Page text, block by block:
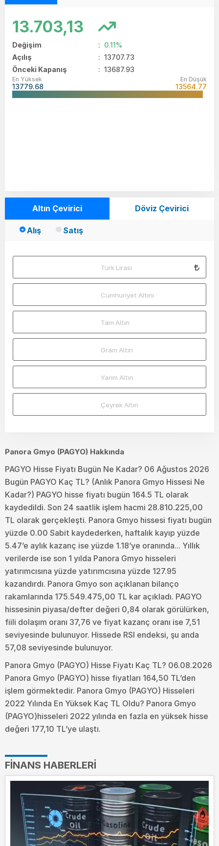
13.703,13
Değişim : 0.11%
Açılış
: 13707.73
Önceki Kapanış
: 13687.93
En Yüksek
13779.68
En Düşük
13564.77
Altın Çevirici Döviz Çevirici
Alış Satış
Türk Lirası
Cumhuriyet Altını
Tam Altın
Gram Altın
Yarım Altın
Çeyrek Altın
Panora Gmyo (PAGYO) Hakkında
PAGYO Hisse Fiyatı Bugün Ne Kadar? 06 Ağustos 2026
Bugün PAGYO Kaç TL? (Anlık Panora Gmyo Hissesi Ne
Kadar?) PAGYO hisse fiyatı bugün 164.5 TL olarak
kaydedildi. Son 24 saatlik işlem hacmi 28.810.225,00
TL olarak gerçekleşti. Panora Gmyo hissesi fiyatı bugün
yüzde 0.00 Sabit kaydederken, haftalık kayıp yüzde
5.47’e aylık kazanç ise yüzde 1.18’ye oranında... Yıllık
verilerde ise son 1 yılda Panora Gmyo hisseleri
yatırımcısına yüzde yatırımcısına yüzde 127.95
kazandırdı. Panora Gmyo son açıklanan bilanço
rakamlarında 175.549.475,00 TL kar açıkladı. PAGYO
hissesinin piyasa/defter değeri 0,84 olarak görülürken,
fiili dolaşım oranı 37,76 ve fiyat kazanç oranı ise 7,51
seviyesinde bulunuyor. Hissede RSI endeksi, şu anda
57,08 seviyesinde bulunuyor.
Panora Gmyo (PAGYO) Hisse Fiyatı Kaç TL? 06.08.2026
Panora Gmyo (PAGYO) hisse fiyatları 164,50 TL’den
işlem görmektedir. Panora Gmyo (PAGYO) Hisseleri
2022 Yılında En Yüksek Kaç TL Oldu? Panora Gmyo
(PAGYO)hisseleri 2022 yılında en fazla en yüksek hisse
değeri 177,10 TL’ye ulaştı.
FINANS HABERLERI